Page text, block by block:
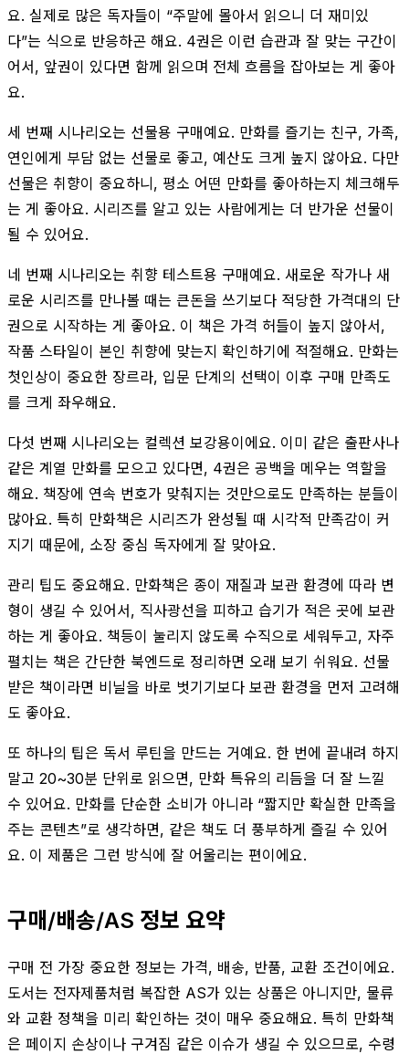
요. 실제로 많은 독자들이 “주말에 몰아서 읽으니 더 재미있
다”는 식으로 반응하곤 해요. 4권은 이런 습관과 잘 맞는 구간이
어서, 앞권이 있다면 함께 읽으며 전체 흐름을 잡아보는 게 좋아
요.
세 번째 시나리오는 선물용 구매예요. 만화를 즐기는 친구, 가족,
연인에게 부담 없는 선물로 좋고, 예산도 크게 높지 않아요. 다만
선물은 취향이 중요하니, 평소 어떤 만화를 좋아하는지 체크해두
는 게 좋아요. 시리즈를 알고 있는 사람에게는 더 반가운 선물이
될 수 있어요.
네 번째 시나리오는 취향 테스트용 구매예요. 새로운 작가나 새
로운 시리즈를 만나볼 때는 큰돈을 쓰기보다 적당한 가격대의 단
권으로 시작하는 게 좋아요. 이 책은 가격 허들이 높지 않아서,
작품 스타일이 본인 취향에 맞는지 확인하기에 적절해요. 만화는
첫인상이 중요한 장르라, 입문 단계의 선택이 이후 구매 만족도
를 크게 좌우해요.
다섯 번째 시나리오는 컬렉션 보강용이에요. 이미 같은 출판사나
같은 계열 만화를 모으고 있다면, 4권은 공백을 메우는 역할을
해요. 책장에 연속 번호가 맞춰지는 것만으로도 만족하는 분들이
많아요. 특히 만화책은 시리즈가 완성될 때 시각적 만족감이 커
지기 때문에, 소장 중심 독자에게 잘 맞아요.
관리 팁도 중요해요. 만화책은 종이 재질과 보관 환경에 따라 변
형이 생길 수 있어서, 직사광선을 피하고 습기가 적은 곳에 보관
하는 게 좋아요. 책등이 눌리지 않도록 수직으로 세워두고, 자주
펼치는 책은 간단한 북엔드로 정리하면 오래 보기 쉬워요. 선물
받은 책이라면 비닐을 바로 벗기기보다 보관 환경을 먼저 고려해
도 좋아요.
또 하나의 팁은 독서 루틴을 만드는 거예요. 한 번에 끝내려 하지
말고 20~30분 단위로 읽으면, 만화 특유의 리듬을 더 잘 느낄
수 있어요. 만화를 단순한 소비가 아니라 “짧지만 확실한 만족을
주는 콘텐츠”로 생각하면, 같은 책도 더 풍부하게 즐길 수 있어
요. 이 제품은 그런 방식에 잘 어울리는 편이에요.
구매/배송/AS 정보 요약
구매 전 가장 중요한 정보는 가격, 배송, 반품, 교환 조건이에요.
도서는 전자제품처럼 복잡한 AS가 있는 상품은 아니지만, 물류
와 교환 정책을 미리 확인하는 것이 매우 중요해요. 특히 만화책
은 페이지 손상이나 구겨짐 같은 이슈가 생길 수 있으므로, 수령